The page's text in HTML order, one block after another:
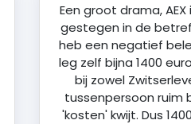
Een groot drama,
gestegen in de
heb een negatief
leg zelf bijna 1400
bij zowel
tussenpersoon ruim
'kosten' kwijt. Dus